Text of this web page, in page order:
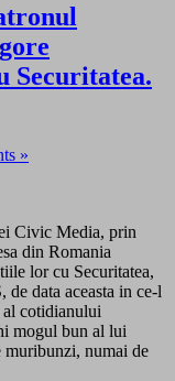
Securitatea.
»
Civic Media, prin
din Romania
lor cu Securitatea,
data aceasta in ce-l
cotidianului
mogul bun al lui
muribunzi, numai de